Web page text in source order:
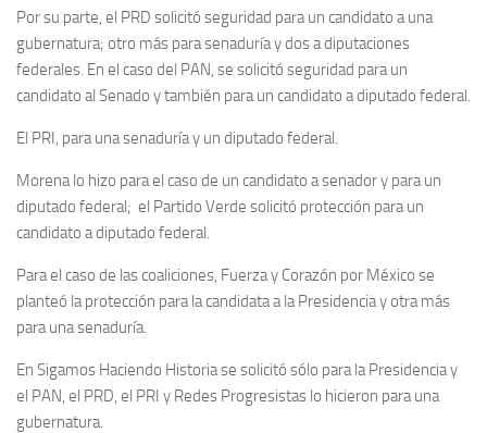
Por su parte, el PRD solicitó seguridad para un candidato a una
gubernatura; otro más para senaduría y dos a diputaciones
federales. En el caso del PAN, se solicitó seguridad para un
candidato al Senado y también para un candidato a diputado federal.
El PRI, para una senaduría y un diputado federal.
Morena lo hizo para el caso de un candidato a senador y para un
diputado federal; el Partido Verde solicitó protección para un
candidato a diputado federal.
Para el caso de las coaliciones, Fuerza y Corazón por México se
planteó la protección para la candidata a la Presidencia y otra más
para una senaduría.
En Sigamos Haciendo Historia se solicitó sólo para la Presidencia y
el PAN, el PRD, el PRI y Redes Progresistas lo hicieron para una
gubernatura.